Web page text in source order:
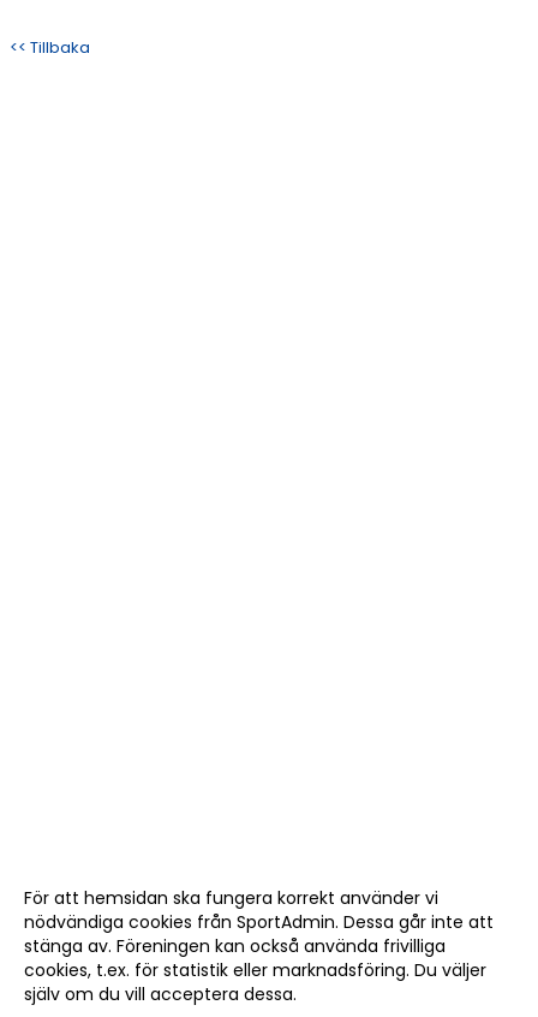
<< Tillbaka
För att hemsidan ska fungera korrekt använder vi
nödvändiga cookies från SportAdmin. Dessa går inte att
stänga av. Föreningen kan också använda frivilliga
cookies, t.ex. för statistik eller marknadsföring. Du väljer
själv om du vill acceptera dessa.